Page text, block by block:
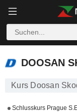
DOOSAN
DOOSAN
Kurs Doosan
Schlusskurs Prague